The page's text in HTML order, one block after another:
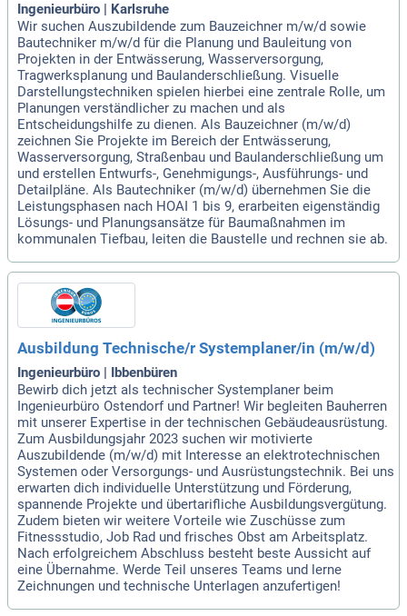
Ingenieurbüro | Karlsruhe
Wir suchen Auszubildende zum Bauzeichner m/w/d sowie
Bautechniker m/w/d für die Planung und Bauleitung von
Projekten in der Entwässerung, Wasserversorgung,
Tragwerksplanung und Baulanderschließung. Visuelle
Darstellungstechniken spielen hierbei eine zentrale Rolle, um
Planungen verständlicher zu machen und als
Entscheidungshilfe zu dienen. Als Bauzeichner (m/w/d)
zeichnen Sie Projekte im Bereich der Entwässerung,
Wasserversorgung, Straßenbau und Baulanderschließung um
und erstellen Entwurfs-, Genehmigungs-, Ausführungs- und
Detailpläne. Als Bautechniker (m/w/d) übernehmen Sie die
Leistungsphasen nach HOAI 1 bis 9, erarbeiten eigenständig
Lösungs- und Planungsansätze für Baumaßnahmen im
kommunalen Tiefbau, leiten die Baustelle und rechnen sie ab.
Ausbildung Technische/r Systemplaner/in (m/w/d)
Ingenieurbüro | Ibbenbüren
Bewirb dich jetzt als technischer Systemplaner beim
Ingenieurbüro Ostendorf und Partner! Wir begleiten Bauherren
mit unserer Expertise in der technischen Gebäudeausrüstung.
Zum Ausbildungsjahr 2023 suchen wir motivierte
Auszubildende (m/w/d) mit Interesse an elektrotechnischen
Systemen oder Versorgungs- und Ausrüstungstechnik. Bei uns
erwarten dich individuelle Unterstützung und Förderung,
spannende Projekte und übertarifliche Ausbildungsvergütung.
Zudem bieten wir weitere Vorteile wie Zuschüsse zum
Fitnessstudio, Job Rad und frisches Obst am Arbeitsplatz.
Nach erfolgreichem Abschluss besteht beste Aussicht auf
eine Übernahme. Werde Teil unseres Teams und lerne
Zeichnungen und technische Unterlagen anzufertigen!